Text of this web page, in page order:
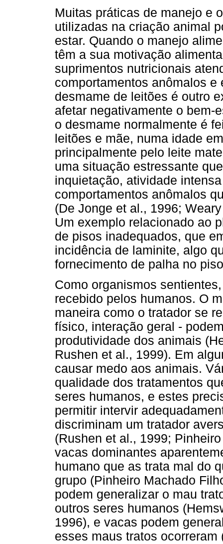
Muitas práticas de manejo e
utilizadas na criação animal
estar. Quando o manejo
têm a sua motivação
suprimentos nutricionais
comportamentos anômalos e
desmame de leitões é outro
afetar negativamente o bem-
o desmame normalmente é
leitões e mãe, numa idade
principalmente pelo leite
uma situação estressante
inquietação, atividade
comportamentos anômalos
(De Jonge et al., 1996;
Um exemplo relacionado ao
de pisos inadequados, que
incidência de laminite, algo
fornecimento de palha no
Como organismos
recebido pelos humanos. O
maneira como o tratador se
físico, interação geral -
produtividade dos animais
Rushen et al., 1999). Em
causar medo aos animais.
qualidade dos tratamentos
seres humanos, e estes
permitir intervir
discriminam um tratador
(Rushen et al., 1999;
vacas dominantes
humano que as trata mal do
grupo (Pinheiro Machado
podem generalizar o mau
outros seres humanos
1996), e vacas podem
esses maus tratos ocorreram